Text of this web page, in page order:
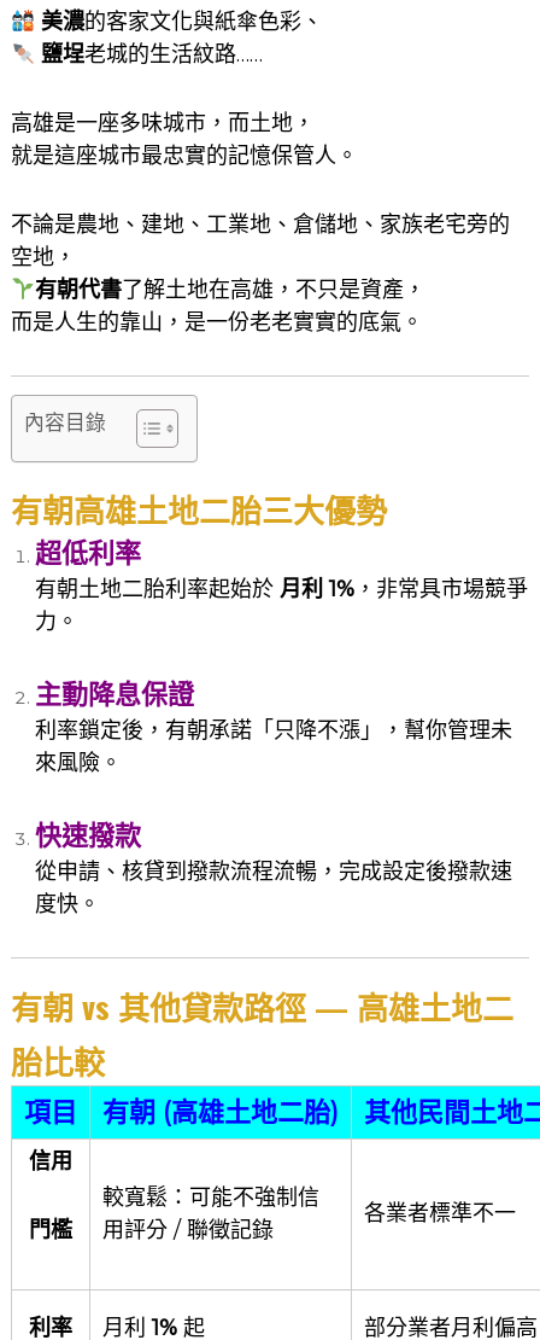
美濃的客家文化與紙傘色彩、
鹽埕老城的生活紋路……
高雄是一座多味城市，而土地，
就是這座城市最忠實的記憶保管人。
不論是農地、建地、工業地、倉儲地、家族老宅旁的
空地，
有朝代書了解土地在高雄，不只是資產，
而是人生的靠山，是一份老老實實的底氣。
內容目錄
有朝高雄土地二胎三大優勢
超低利率
有朝土地二胎利率起始於 月利 1%，非常具市場競爭
力。
主動降息保證
利率鎖定後，有朝承諾「只降不漲」，幫你管理未
來風險。
快速撥款
從申請、核貸到撥款流程流暢，完成設定後撥款速
度快。
有朝 vs 其他貸款路徑 — 高雄土地二
胎比較
項目 有朝 (高雄土地二胎) 其他民間土地
信用
門檻
較寬鬆：可能不強制信
用評分 / 聯徵記錄
各業者標準不一
利率 月利1%起 部分業者月利偏高